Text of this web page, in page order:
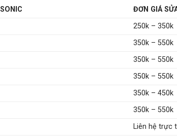
ĐƠN GIÁ
250k – 350k
350k – 550k
350k – 550k
350k – 550k
350k – 450k
350k – 550k
Liên hệ trực